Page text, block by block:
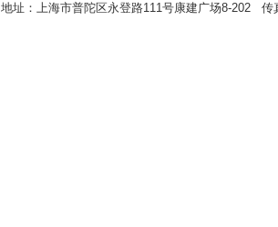
地址：上海市普陀区永登路111号康建广场8-202